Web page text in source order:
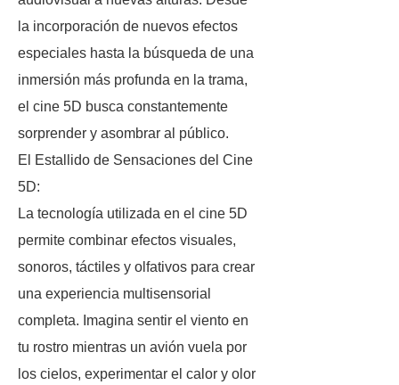
la incorporación de nuevos efectos
especiales hasta la búsqueda de una
inmersión más profunda en la trama,
el cine 5D busca constantemente
sorprender y asombrar al público.
El Estallido de Sensaciones del Cine
5D:
La tecnología utilizada en el cine 5D
permite combinar efectos visuales,
sonoros, táctiles y olfativos para crear
una experiencia multisensorial
completa. Imagina sentir el viento en
tu rostro mientras un avión vuela por
los cielos, experimentar el calor y olor